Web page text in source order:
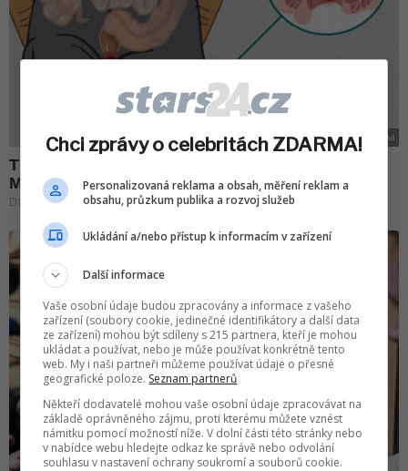
Chci zprávy o celebritách ZDARMA!
Personalizovaná reklama a obsah, měření reklam a
obsahu, průzkum publika a rozvoj služeb
Ukládání a/nebo přístup k informacím v zařízení
Další informace
Vaše osobní údaje budou zpracovány a informace z vašeho
zařízení (soubory cookie, jedinečné identifikátory a další data
ze zařízení) mohou být sdíleny s 215 partnera, kteří je mohou
ukládat a používat, nebo je může používat konkrétně tento
web. My i naši partneři můžeme používat údaje o přesné
geografické poloze. Seznam partnerů
Někteří dodavatelé mohou vaše osobní údaje zpracovávat na
základě oprávněného zájmu, proti kterému můžete vznést
námitku pomocí možností níže. V dolní části této stránky nebo
v nabídce webu hledejte odkaz ke správě nebo odvolání
souhlasu v nastavení ochrany soukromí a souborů cookie.